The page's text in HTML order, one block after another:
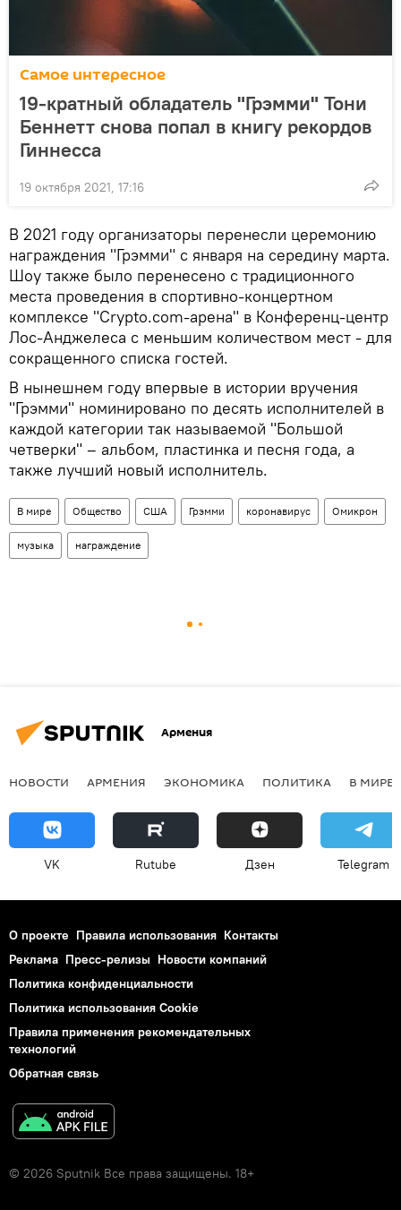
Самое интересное
19-кратный обладатель "Грэмми" Тони
Беннетт снова попал в книгу рекордов
Гиннесса
19 октября 2021, 17:16
В 2021 году организаторы перенесли церемонию
награждения "Грэмми" с января на середину марта.
Шоу также было перенесено с традиционного
места проведения в спортивно-концертном
комплексе "Crypto.com-арена" в Конференц-центр
Лос-Анджелеса с меньшим количеством мест - для
сокращенного списка гостей.
В нынешнем году впервые в истории вручения
"Грэмми" номинировано по десять исполнителей в
каждой категории так называемой "Большой
четверки" – альбом, пластинка и песня года, а
также лучший новый исполнитель.
В мире Общество США Грэмми коронавирус Омикрон
музыка награждение
Армения
НОВОСТИ АРМЕНИЯ ЭКОНОМИКА ПОЛИТИКА В МИРЕ
VK Rutube Дзен Telegram
О проекте Правила использования Контакты
Реклама Пресс-релизы Новости компаний
Политика конфиденциальности
Политика использования Cookie
Правила применения рекомендательных
технологий
Обратная связь
© 2026 Sputnik Все права защищены. 18+